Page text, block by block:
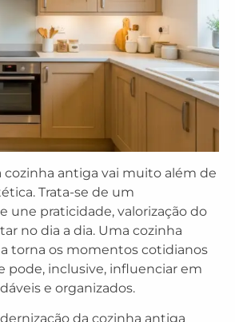
cozinha antiga vai muito além de
Trata-se de um
une praticidade, valorização do
no dia a dia. Uma cozinha
torna os momentos cotidianos
pode, inclusive, influenciar em
e organizados.
da cozinha antiga